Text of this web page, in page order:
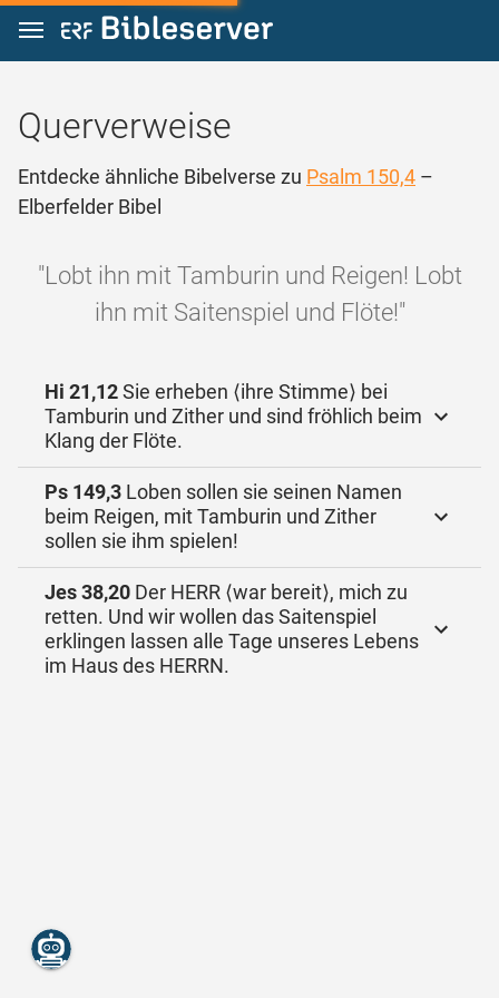
Zum Inhalt springen
Querverweise
Entdecke ähnliche Bibelverse zu Psalm 150,4 –
Elberfelder Bibel
"Lobt ihn mit Tamburin und Reigen! Lobt
ihn mit Saitenspiel und Flöte!"
Hi 21,12Sie erheben ⟨ihre Stimme⟩ bei
Tamburin und Zither und sind fröhlich beim
Klang der Flöte.
Ps 149,3 Loben sollen sie seinen Namen
beim Reigen, mit Tamburin und Zither
sollen sie ihm spielen!
Jes 38,20 Der HERR ⟨war bereit⟩, mich zu
retten. Und wir wollen das Saitenspiel
erklingen lassen alle Tage unseres Lebens
im Haus des HERRN.